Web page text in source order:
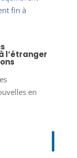
l’étranger
en